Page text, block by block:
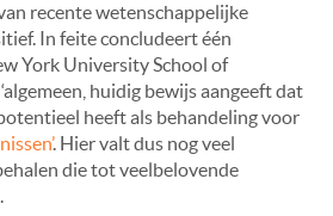
recente wetenschappelijke
In feite concludeert één
York University School of
huidig bewijs aangeeft dat
heeft als behandeling voor
. Hier valt dus nog veel
die tot veelbelovende